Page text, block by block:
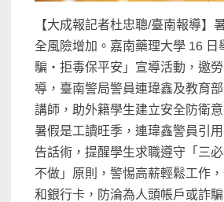
【大成報記者杜忠聰/臺南報導】
全風險增加。嘉南藥理大學 16 日
騙・拒毒保平安」宣導活動，邀
導，臺南警局警員連瑋鑫及教育
講師，助外籍學生建立安全防衛意
暑假是工讀旺季，連瑋鑫警員引
告話術，提醒學生求職遵守「三
不做」原則，警惕高薪輕鬆工作
和銀行卡，防淪為人頭帳戶或詐騙